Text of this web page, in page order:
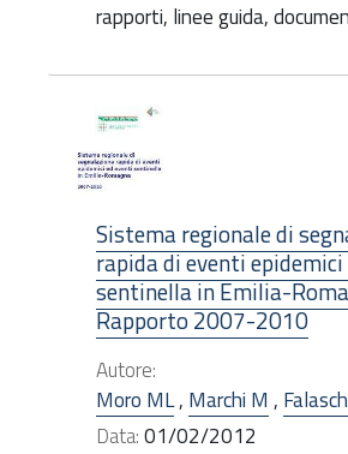
rapporti, linee guida,
Sistema regionale di
rapida di eventi
sentinella in Emilia-
Rapporto 2007-2010
Autore:
Moro ML, Marchi M ,
Data:01/02/2012